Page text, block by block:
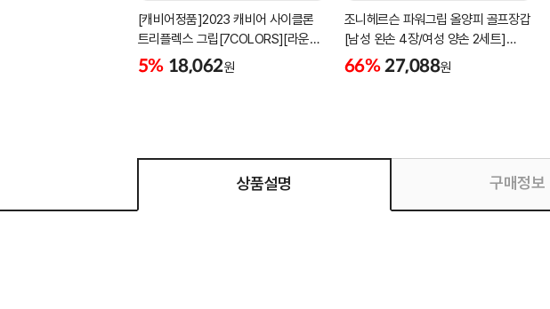
[캐비어정품]2023 캐비어 사이클론
트리플렉스 그립[7COLORS][라운드]
[39g/42g/46g/50g][R/S 토크]
5% 18,062원
조니헤르슨 파워그립 올양피 골프장갑
[남성 왼손 4장/여성 양손 2세트]
[화이트][케이스포함]
66% 27,088원
상품설명 구매정보